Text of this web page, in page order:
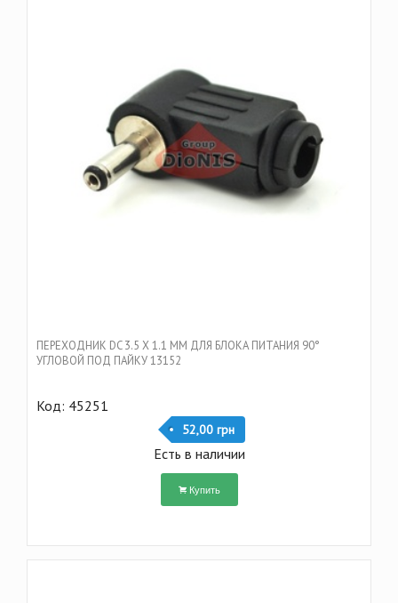
ПЕРЕХОДНИК DC 3.5 Х 1.1 ММ ДЛЯ БЛОКА ПИТАНИЯ 90°
УГЛОВОЙ ПОД ПАЙКУ 13152
Код: 45251
52,00 грн
Есть в наличии
Купить